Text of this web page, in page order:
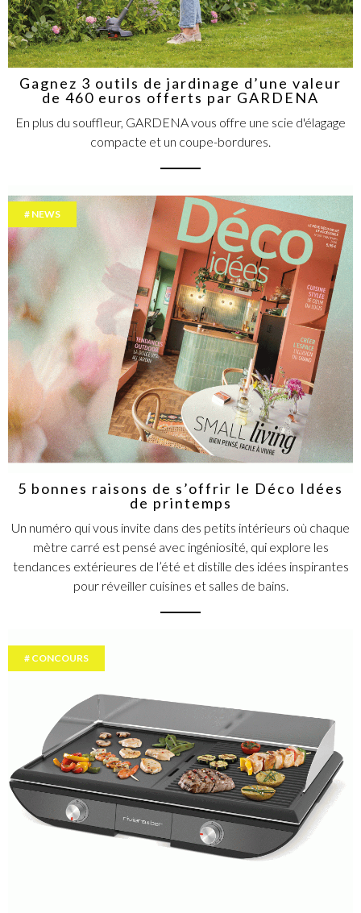
Gagnez 3 outils de jardinage d’une valeur
de 460 euros offerts par GARDENA
En plus du souffleur, GARDENA vous offre une scie d'élagage
compacte et un coupe-bordures.
NEWS
5 bonnes raisons de s’offrir le Déco Idées
de printemps
Un numéro qui vous invite dans des petits intérieurs où chaque
mètre carré est pensé avec ingéniosité, qui explore les
tendances extérieures de l’été et distille des idées inspirantes
pour réveiller cuisines et salles de bains.
CONCOURS